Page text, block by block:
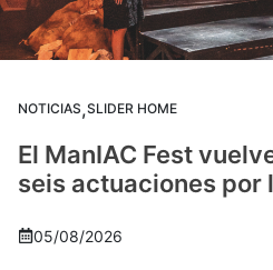
NOTICIAS,SLIDER HOME
El ManIAC Fest
seis actuaciones por
05/08/2026